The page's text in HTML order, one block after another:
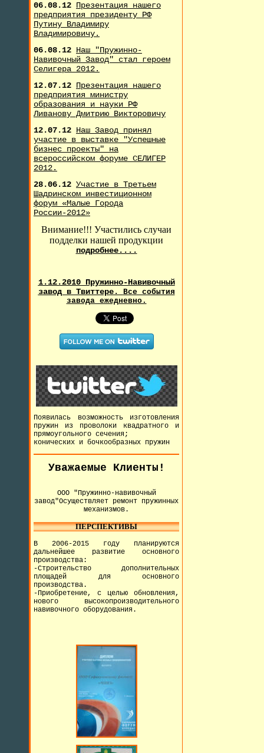
06.08.12 Презентация нашего
предприятия президенту РФ
Путину Владимиру
Владимировичу.
06.08.12 Наш "Пружинно-
Навивочный Завод" стал героем
Селигера 2012.
12.07.12 Презентация нашего
предприятия министру
образования и науки РФ
Ливанову Дмитрию Викторовичу
12.07.12 Наш Завод принял
участие в выставке "Успешные
бизнес проекты" на
всероссийском форуме СЕЛИГЕР
2012.
28.06.12 Участие в Третьем
Шадринском инвестиционном
форум «Малые Города
России-2012»
Внимание!!! Участились случаи
подделки нашей продукции
подробнее....
1.12.2010 Пружинно-Навивочный
завод в Твиттере. Все события
завода ежедневно.
Появилась возможность изготовления
пружин из проволоки квадратного и
прямоугольного сечения;
конических и бочкообразных пружин
Уважаемые Клиенты!
ООО "Пружинно-навивочный
завод"Осуществляет ремонт пружинных
механизмов.
ПЕРСПЕКТИВЫ
В 2006-2015 году планируются
дальнейшее развитие основного
производства:
-Строительство дополнительных
площадей для основного
производства.
-Приобретение, с целью обновления,
нового высокопроизводительного
навивочного оборудования.